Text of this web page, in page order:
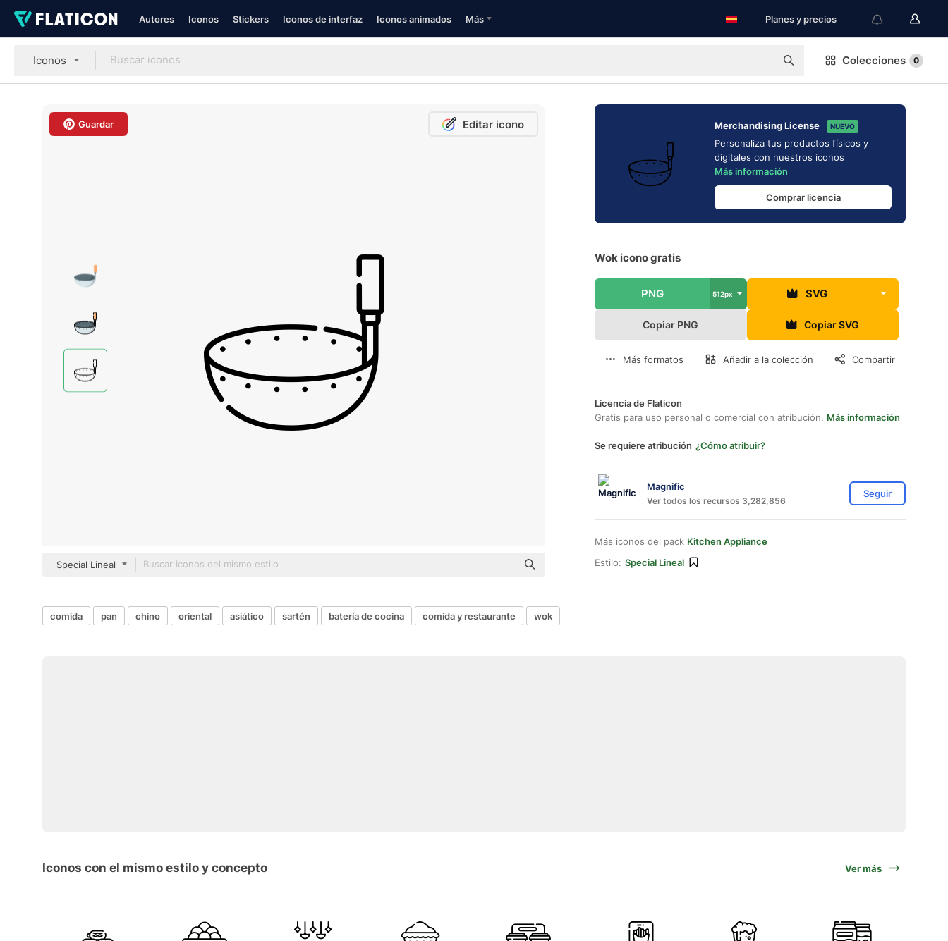
Autores Iconos Stickers Iconos de interfaz Iconos animados Más Planes y precios
Iconos Colecciones 0
Guardar Editar icono
Special Lineal
Merchandising License NUEVO
Personaliza tus productos físicos y
digitales con nuestros iconos
Más información
Comprar licencia
Wok icono gratis
PNG 512px SVG
Copiar PNG Copiar SVG
Más formatos Añadir a la colección Compartir
Licencia de Flaticon
Gratis para uso personal o comercial con atribución. Más información
Se requiere atribución ¿Cómo atribuir?
Magnific
Ver todos los recursos 3,282,856
Seguir
Más iconos del pack Kitchen Appliance
Estilo: Special Lineal
comida pan chino oriental asiático sartén batería de cocina comida y restaurante wok
Iconos con el mismo estilo y concepto Ver más